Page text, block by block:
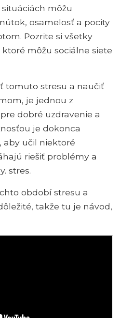
môžu
osamelosť a pocity
Pozrite si všetky
môžu sociálne siete
tomuto stresu a naučiť
je jednou z
dobré uzdravenie a
je dokonca
aby učil niektoré
riešiť problémy a
stres.
období stresu a
takže tu je návod,